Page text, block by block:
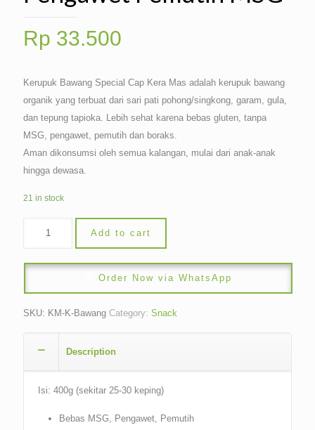
Rp 33.500
Kerupuk Bawang Special Cap Kera Mas adalah kerupuk bawang
organik yang terbuat dari sari pati pohong/singkong, garam, gula,
dan tepung tapioka. Lebih sehat karena bebas gluten, tanpa
MSG, pengawet, pemutih dan boraks.
Aman dikonsumsi oleh semua kalangan, mulai dari anak-anak
hingga dewasa.
21 in stock
Add to cart
Order Now via WhatsApp
SKU: KM-K-Bawang Category: Snack
Description
Isi: 400g (sekitar 25-30 keping)
Bebas MSG, Pengawet, Pemutih